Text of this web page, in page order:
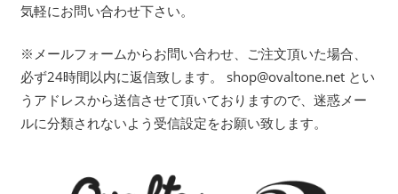
気軽にお問い合わせ下さい。
※メールフォームからお問い合わせ、ご注文頂いた場合、
必ず24時間以内に返信致します。 shop@ovaltone.net とい
うアドレスから送信させて頂いておりますので、迷惑メー
ルに分類されないよう受信設定をお願い致します。